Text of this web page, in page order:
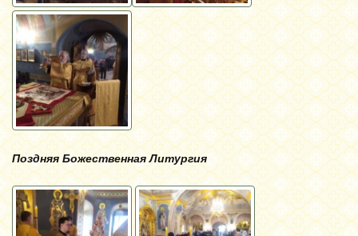
Поздняя Божественная Литургия